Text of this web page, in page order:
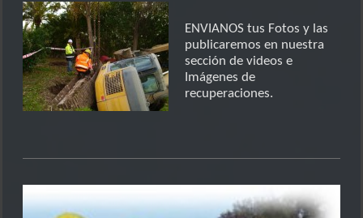
ENVIANOS tus Fotos y las
publicaremos en nuestra
sección de videos e
Imágenes de
recuperaciones.